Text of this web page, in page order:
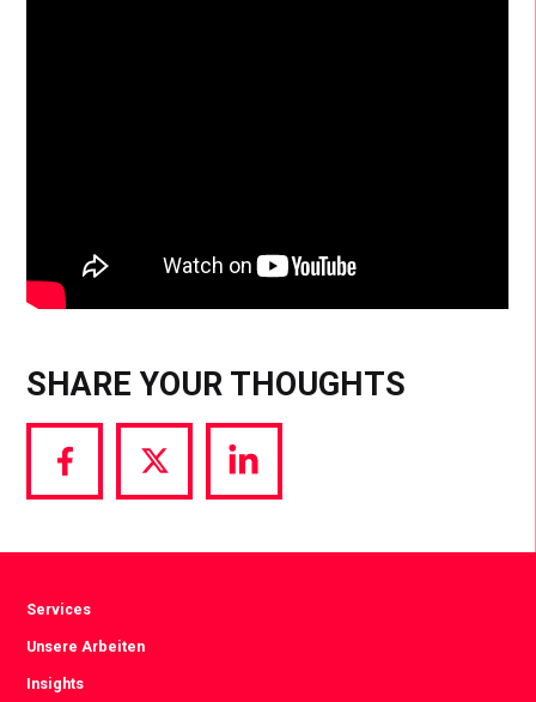
SHARE YOUR THOUGHTS
Share
via
Share
via
Share
via
Services
Unsere Arbeiten
Insights